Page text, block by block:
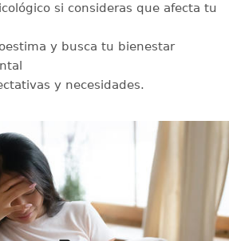
si consideras que afecta tu
y busca tu bienestar
y necesidades.